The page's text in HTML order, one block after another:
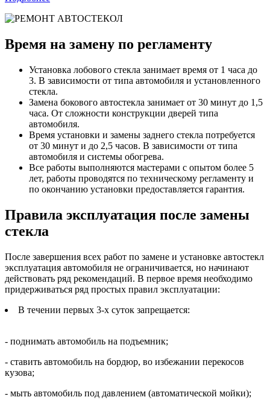
Время на замену по регламенту
Установка лобового стекла занимает время от 1 часа до
3. В зависимости от типа автомобиля и установленного
стекла.
Замена бокового автостекла занимает от 30 минут до 1,5
часа. От сложности конструкции дверей типа
автомобиля.
Время установки и замены заднего стекла потребуется
от 30 минут и до 2,5 часов. В зависимости от типа
автомобиля и системы обогрева.
Все работы выполняются мастерами с опытом более 5
лет, работы проводятся по техническому регламенту и
по окончанию установки предоставляется гарантия.
Правила эксплуатация после замены
стекла
После завершения всех работ по замене и установке автостекл
эксплуатация автомобиля не ограничивается, но начинают
действовать ряд рекомендаций. В первое время необходимо
придерживаться ряд простых правил эксплуатации:
В течении первых 3-х суток запрещается:
- поднимать автомобиль на подъемник;
- ставить автомобиль на бордюр, во избежании перекосов
кузова;
- мыть автомобиль под давлением (автоматической мойки);